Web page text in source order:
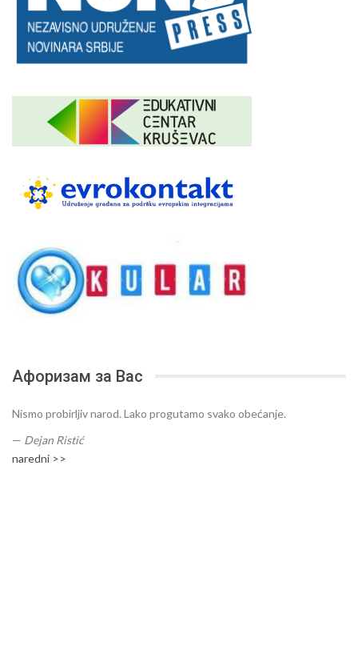
Афоризам за Вас
Nismo probirljiv narod. Lako progutamo svako obećanje.
— Dejan Ristić
naredni >>